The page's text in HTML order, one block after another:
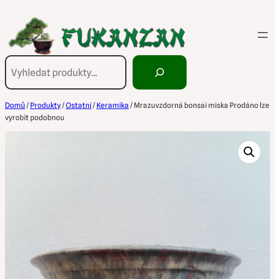
obsah
Hledání
Domů / Produkty/Ostatní/ Keramika / Mrazuvzdorná bonsai miska Prodáno lze
vyrobit podobnou